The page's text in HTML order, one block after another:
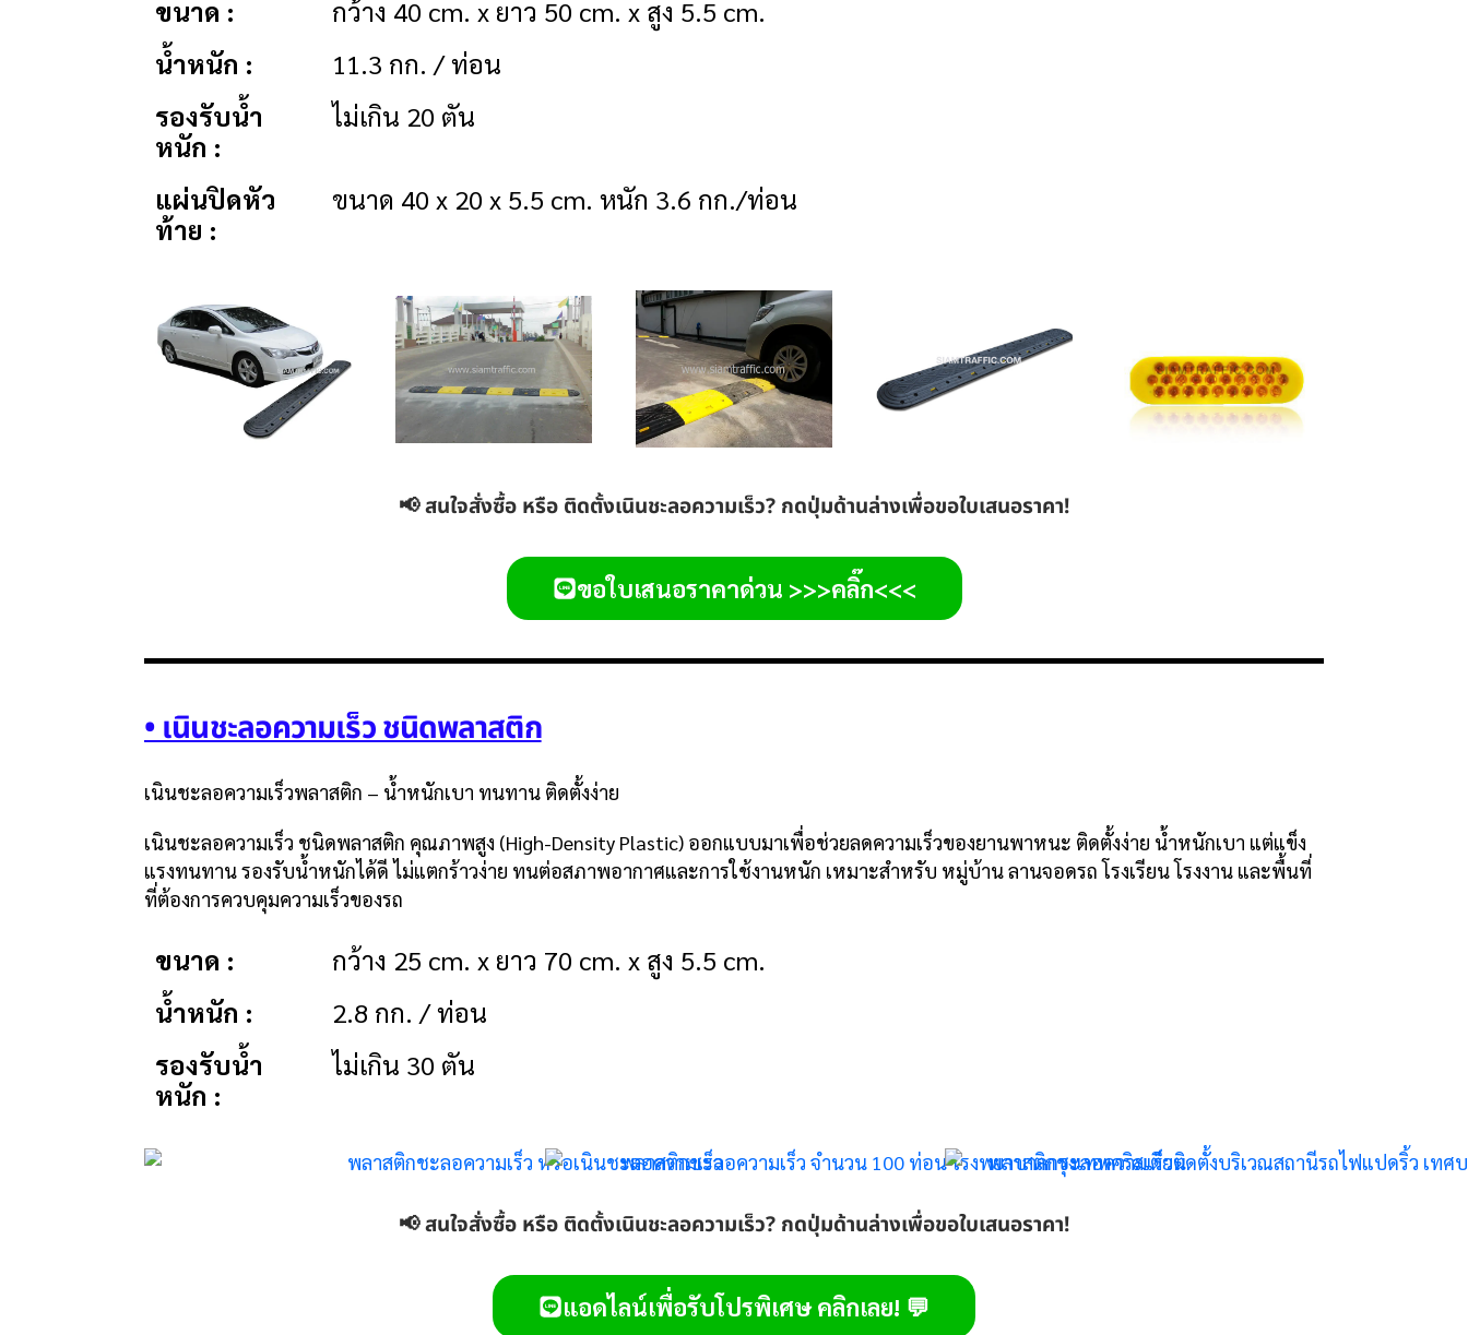
ขนาด :
กว้าง 40 cm. x ยาว 50 cm. x สูง 5.5 cm.
น้ำหนัก :
11.3 กก. / ท่อน
รองรับน้ำ
หนัก :
ไม่เกิน 20 ตัน
แผ่นปิดหัว
ท้าย :
ขนาด 40 x 20 x 5.5 cm. หนัก 3.6 กก./ท่อน
📢 สนใจสั่งซื้อ หรือ ติดตั้งเนินชะลอความเร็ว? กดปุ่มด้านล่างเพื่อขอใบเสนอราคา!
ขอใบเสนอราคาด่วน >>>คลิ๊ก<<<
• เนินชะลอความเร็ว ชนิดพลาสติก
เนินชะลอความเร็วพลาสติก – น้ำหนักเบา ทนทาน ติดตั้งง่าย
เนินชะลอความเร็ว ชนิดพลาสติก คุณภาพสูง (High-Density Plastic) ออกแบบมาเพื่อช่วยลดความเร็วของยานพาหนะ ติดตั้งง่าย น้ำหนักเบา แต่แข็ง
แรงทนทาน รองรับน้ำหนักได้ดี ไม่แตกร้าวง่าย ทนต่อสภาพอากาศและการใช้งานหนัก เหมาะสำหรับ หมู่บ้าน ลานจอดรถ โรงเรียน โรงงาน และพื้นที่
ที่ต้องการควบคุมความเร็วของรถ
ขนาด :
กว้าง 25 cm. x ยาว 70 cm. x สูง 5.5 cm.
น้ำหนัก :
2.8 กก. / ท่อน
รองรับน้ำ
หนัก :
ไม่เกิน 30 ตัน
📢 สนใจสั่งซื้อ หรือ ติดตั้งเนินชะลอความเร็ว? กดปุ่มด้านล่างเพื่อขอใบเสนอราคา!
แอดไลน์เพื่อรับโปรพิเศษ คลิกเลย! 💬